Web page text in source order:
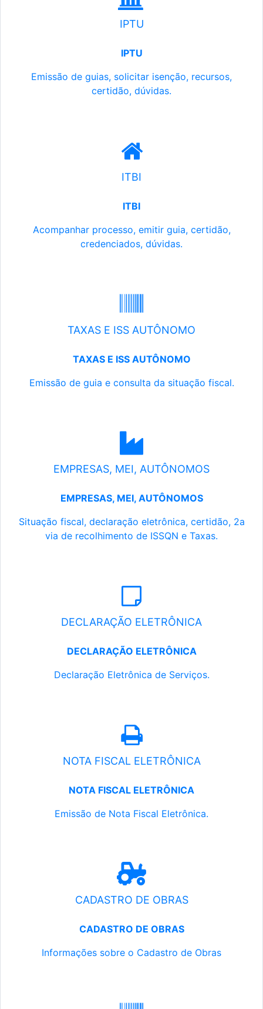
IPTU
IPTU
Emissão de guias, solicitar isenção, recursos,
certidão, dúvidas.
ITBI
ITBI
Acompanhar processo, emitir guia, certidão,
credenciados, dúvidas.
TAXAS E ISS AUTÔNOMO
TAXAS E ISS AUTÔNOMO
Emissão de guia e consulta da situação fiscal.
EMPRESAS, MEI, AUTÔNOMOS
EMPRESAS, MEI, AUTÔNOMOS
Situação fiscal, declaração eletrônica, certidão, 2a
via de recolhimento de ISSQN e Taxas.
DECLARAÇÃO ELETRÔNICA
DECLARAÇÃO ELETRÔNICA
Declaração Eletrônica de Serviços.
NOTA FISCAL ELETRÔNICA
NOTA FISCAL ELETRÔNICA
Emissão de Nota Fiscal Eletrônica.
CADASTRO DE OBRAS
CADASTRO DE OBRAS
Informações sobre o Cadastro de Obras